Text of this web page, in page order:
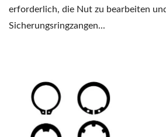
erforderlich, die Nut zu bearbeiten
Sicherungsringzangen...